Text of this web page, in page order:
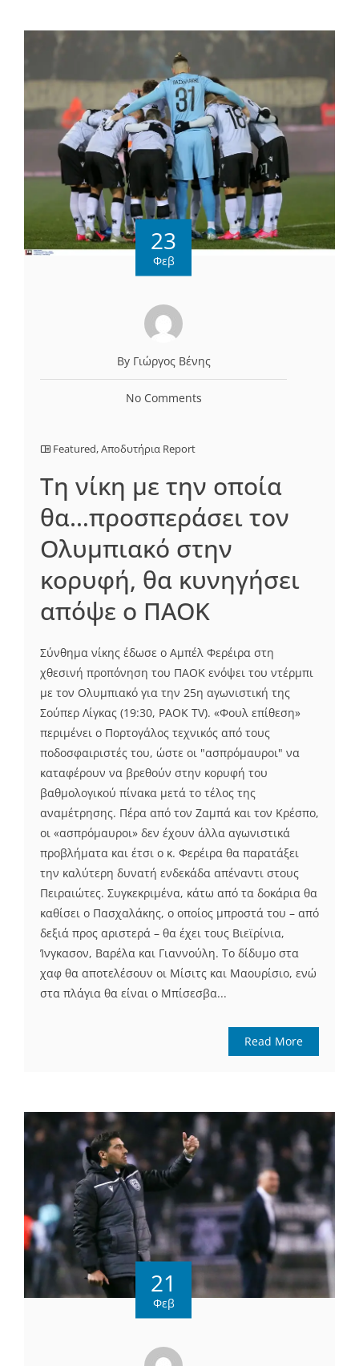
23
Φεβ
By Γιώργος Βένης
No Comments
Featured,Αποδυτήρια Report
Τη νίκη με την οποία
θα…προσπεράσει τον
Ολυμπιακό στην
κορυφή, θα κυνηγήσει
απόψε ο ΠΑΟΚ
Σύνθημα νίκης έδωσε ο Αμπέλ Φερέιρα στη
χθεσινή προπόνηση του ΠΑΟΚ ενόψει του ντέρμπι
με τον Ολυμπιακό για την 25η αγωνιστική της
Σούπερ Λίγκας (19:30, PAOK TV). «Φουλ επίθεση»
περιμένει ο Πορτογάλος τεχνικός από τους
ποδοσφαιριστές του, ώστε οι "ασπρόμαυροι" να
καταφέρουν να βρεθούν στην κορυφή του
βαθμολογικού πίνακα μετά το τέλος της
αναμέτρησης. Πέρα από τον Ζαμπά και τον Κρέσπο,
οι «ασπρόμαυροι» δεν έχουν άλλα αγωνιστικά
προβλήματα και έτσι ο κ. Φερέιρα θα παρατάξει
την καλύτερη δυνατή ενδεκάδα απέναντι στους
Πειραιώτες. Συγκεκριμένα, κάτω από τα δοκάρια θα
καθίσει ο Πασχαλάκης, ο οποίος μπροστά του – από
δεξιά προς αριστερά – θα έχει τους Βιεϊρίνια,
Ίνγκασον, Βαρέλα και Γιαννούλη. Το δίδυμο στα
χαφ θα αποτελέσουν οι Μίσιτς και Μαουρίσιο, ενώ
στα πλάγια θα είναι ο Μπίσεσβα...
Read More
21
Φεβ